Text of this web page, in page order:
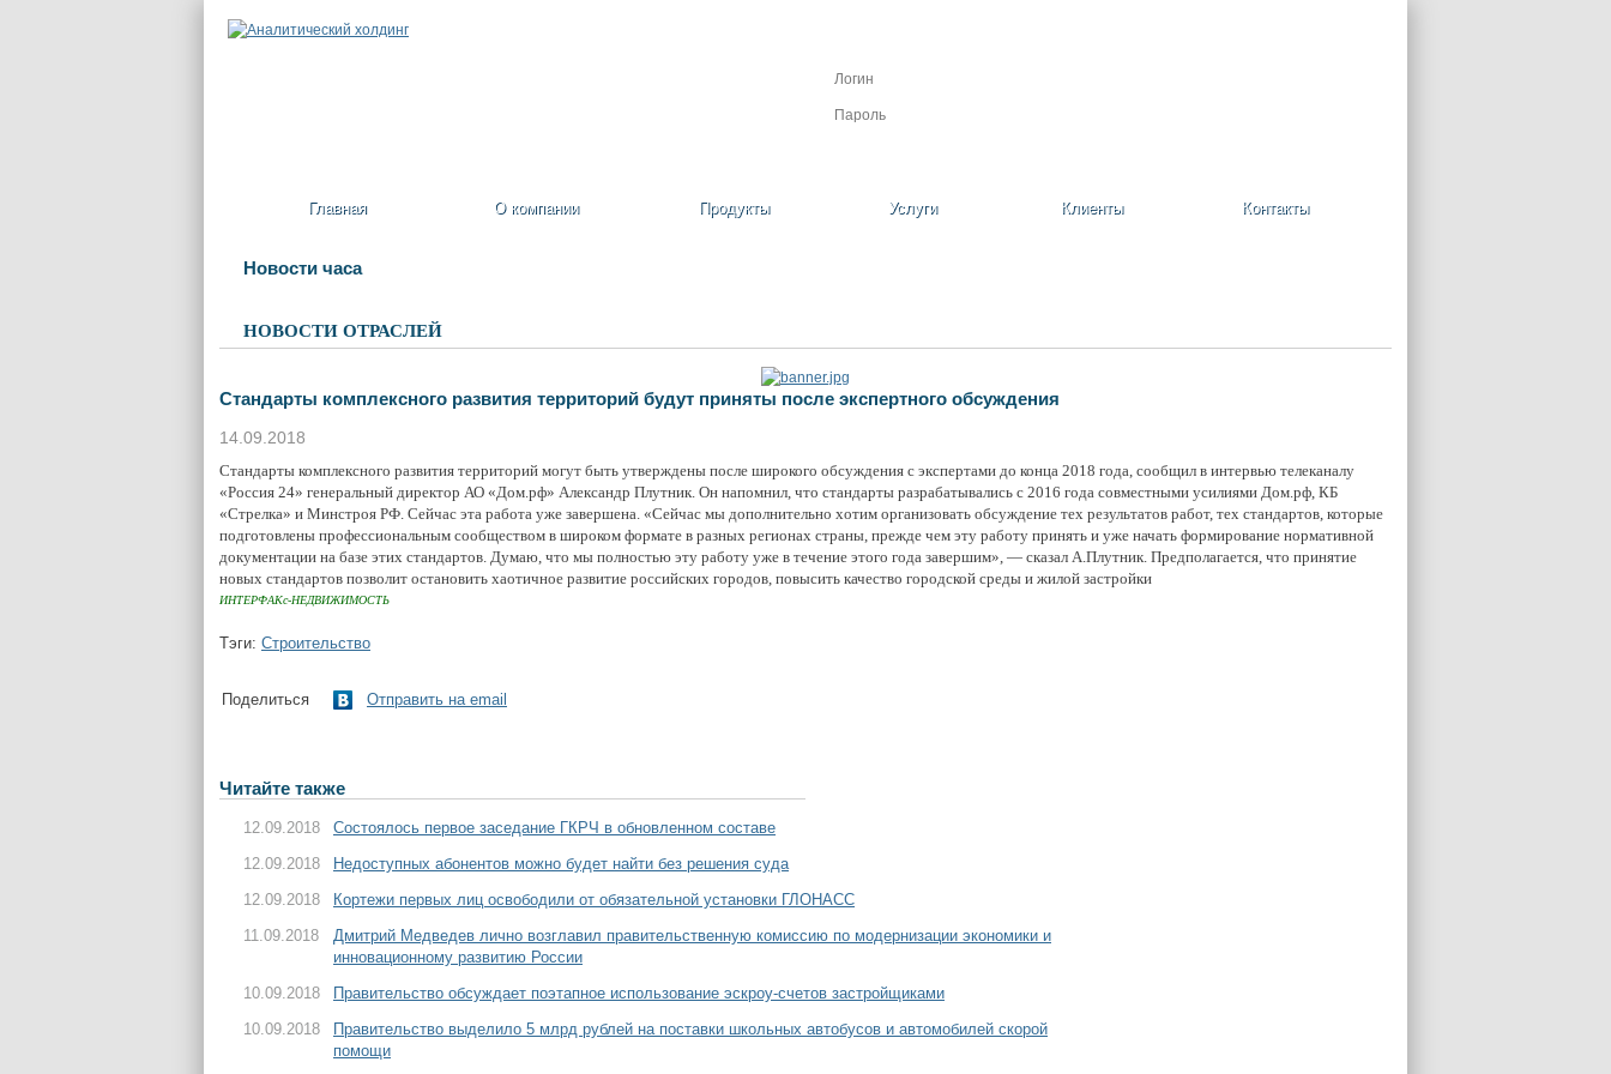
Главная О компании Продукты Услуги Клиенты Контакты
Новости часа
НОВОСТИ ОТРАСЛЕЙ
Стандарты комплексного развития территорий будут приняты после экспертного обсуждения
14.09.2018
Стандарты комплексного развития территорий могут быть утверждены после широкого обсуждения с экспертами до конца 2018 года, сообщил в интервью телеканалу
«Россия 24» генеральный директор АО «Дом.рф» Александр Плутник. Он напомнил, что стандарты разрабатывались с 2016 года совместными усилиями Дом.рф, КБ
«Стрелка» и Минстроя РФ. Сейчас эта работа уже завершена. «Сейчас мы дополнительно хотим организовать обсуждение тех результатов работ, тех стандартов, которые
подготовлены профессиональным сообществом в широком формате в разных регионах страны, прежде чем эту работу принять и уже начать формирование нормативной
документации на базе этих стандартов. Думаю, что мы полностью эту работу уже в течение этого года завершим», — сказал А.Плутник. Предполагается, что принятие
новых стандартов позволит остановить хаотичное развитие российских городов, повысить качество городской среды и жилой застройки
ИНТЕРФАКс-НЕДВИЖИМОСТЬ
Тэги: Строительство
Поделиться Отправить на email
Читайте также
12.09.2018
Состоялось первое заседание ГКРЧ в обновленном составе
12.09.2018
Недоступных абонентов можно будет найти без решения суда
12.09.2018
Кортежи первых лиц освободили от обязательной установки ГЛОНАСС
11.09.2018
Дмитрий Медведев лично возглавил правительственную комиссию по модернизации экономики и
инновационному развитию России
10.09.2018
Правительство обсуждает поэтапное использование эскроу-счетов застройщиками
10.09.2018
Правительство выделило 5 млрд рублей на поставки школьных автобусов и автомобилей скорой
помощи